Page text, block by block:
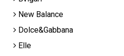
New Balance
Dolce&Gabbana
Elle